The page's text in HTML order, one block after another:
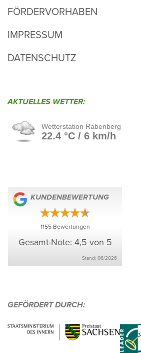
FÖRDERVORHABEN
IMPRESSUM
DATENSCHUTZ
AKTU­ELLES WETTER:
KUNDEN­BE­WER­TUNG
1155Bewer­tungen
Gesamt-Note: 4,5 von 5
Stand: 06/​2026
GEFÖR­DERT DURCH: